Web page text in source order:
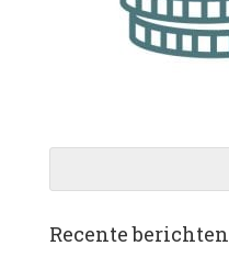
Recente berichten